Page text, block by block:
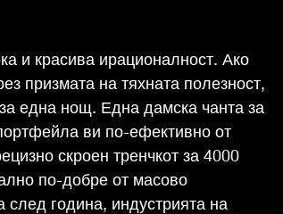
и красива ирационалност. Ако
призмата на тяхната полезност,
една нощ. Една дамска чанта за
ви по-ефективно от
скроен тренчкот за 4000
по-добре от масово
след година, индустрията на